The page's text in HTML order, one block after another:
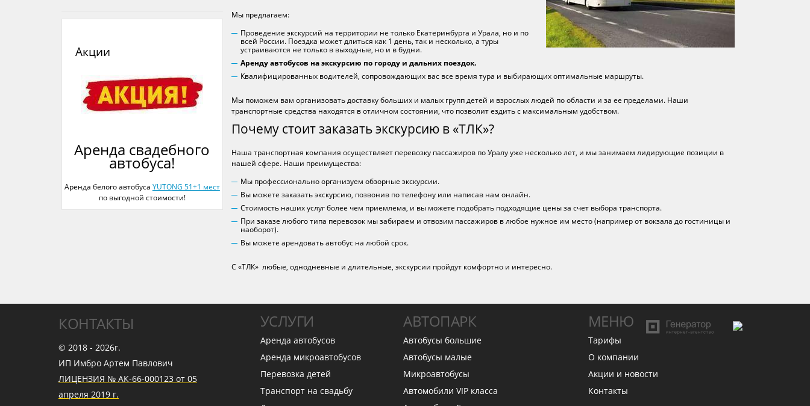
Акции
Аренда свадебного
автобуса!
Аренда белого автобуса YUTONG 51+1 мест
по выгодной стоимости!
Мы предлагаем:
Проведение экскурсий на территории не только Екатеринбурга и Урала, но и по
всей России. Поездка может длиться как 1 день, так и несколько, а туры
устраиваются не только в выходные, но и в будни.
Аренду автобусов на экскурсию по городу и дальних поездок.
Квалифицированных водителей, сопровождающих вас все время тура и выбирающих оптимальные маршруты.
Мы поможем вам организовать доставку больших и малых групп детей и взрослых людей по области и за ее пределами. Наши
транспортные средства находятся в отличном состоянии, что позволит ездить с максимальным удобством.
Почему стоит заказать экскурсию в «ТЛК»?
Наша транспортная компания осуществляет перевозку пассажиров по Уралу уже несколько лет, и мы занимаем лидирующие позиции в
нашей сфере. Наши преимущества:
Мы профессионально организуем обзорные экскурсии.
Вы можете заказать экскурсию, позвонив по телефону или написав нам онлайн.
Стоимость наших услуг более чем приемлема, и вы можете подобрать подходящие цены за счет выбора транспорта.
При заказе любого типа перевозок мы забираем и отвозим пассажиров в любое нужное им место (например от вокзала до гостиницы и
наоборот).
Вы можете арендовать автобус на любой срок.
С «ТЛК» любые, однодневные и длительные, экскурсии пройдут комфортно и интересно.
КОНТАКТЫ
© 2018 - 2026г.
ИП Имбро Артем Павлович
ЛИЦЕНЗИЯ № АК-66-000123 от 05
апреля 2019 г.
УСЛУГИ
Аренда автобусов
Аренда микроавтобусов
Перевозка детей
Транспорт на свадьбу
АВТОПАРК
Автобусы большие
Автобусы малые
Микроавтобусы
Автомобили VIP класса
МЕНЮ
Тарифы
О компании
Акции и новости
Контакты